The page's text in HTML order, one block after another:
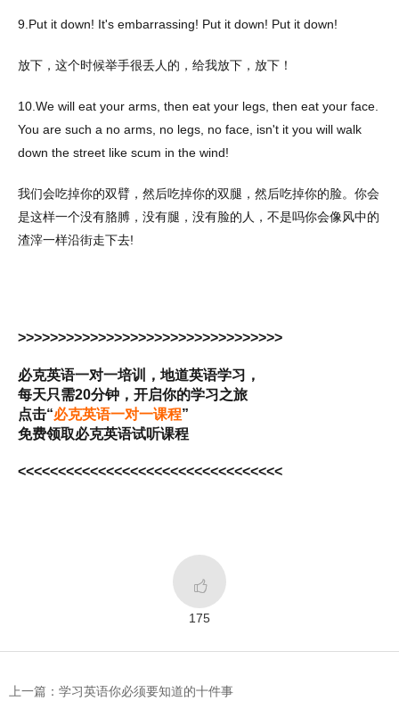
9.Put it down! It's embarrassing! Put it down! Put it down!
放下，这个时候举手很丢人的，给我放下，放下！
10.We will eat your arms, then eat your legs, then eat your face.
You are such a no arms, no legs, no face, isn't it you will walk
down the street like scum in the wind!
我们会吃掉你的双臂，然后吃掉你的双腿，然后吃掉你的脸。你会
是这样一个没有胳膊，没有腿，没有脸的人，不是吗你会像风中的
渣滓一样沿街走下去!
>>>>>>>>>>>>>>>>>>>>>>>>>>>>>>>>>
必克英语一对一培训，地道英语学习，
每天只需20分钟，开启你的学习之旅
点击“必克英语一对一课程”
免费领取必克英语试听课程
<<<<<<<<<<<<<<<<<<<<<<<<<<<<<<<<<

175
上一篇：学习英语你必须要知道的十件事